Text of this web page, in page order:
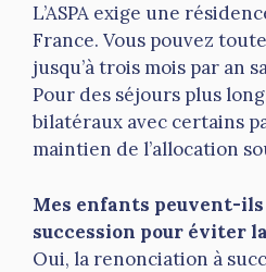
L’ASPA exige une
France. Vous pouvez
jusqu’à trois mois par an
Pour des séjours plus
bilatéraux avec certains
maintien de l’allocation
Mes enfants peuvent-
succession pour éviter
Oui, la renonciation à